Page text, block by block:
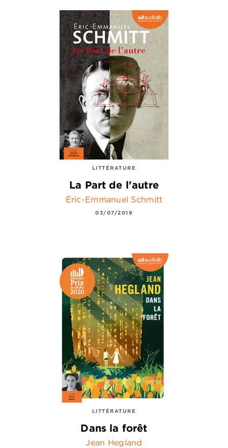
LITTÉRATURE
La Part de l'autre
Éric-Emmanuel Schmitt
03/07/2019
LITTÉRATURE
Dans la forêt
Jean Hegland